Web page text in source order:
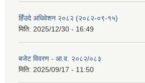
हिँउदे अधिवेशन २०८२ (२०८२-०९-१५)
मिति: 2025/12/30 - 16:49
बजेट विवरण - आ.व. २०८२/०८३
मिति: 2025/09/17 - 11:50